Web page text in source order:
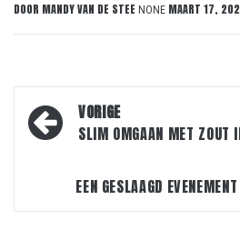
DOOR MANDY VAN DE STEE NONE MAART 17,
Bericht
navigatie
VORIGE
SLIM OMGAAN MET ZOUT
EEN GESLAAGD